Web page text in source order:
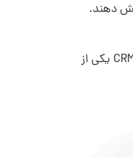
دهند.
از شرکت‌ها می‌گویند که سرمایه‌گذاری در یک نرم‌افزار CRM یکی از